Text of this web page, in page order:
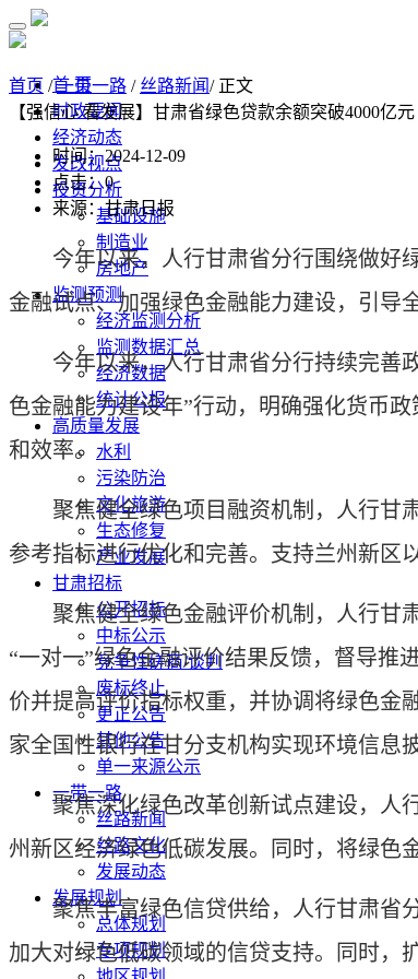
首 页
时政要闻
经济动态
发改视点
投资分析
基础设施
制造业
房地产
监测预测
经济监测分析
监测数据汇总
经济数据
统计公报
高质量发展
水利
污染防治
文化旅游
生态修复
产业发展
甘肃招标
公开招标
中标公示
竞争性磋商/谈判
废标终止
更正公告
其他公告
单一来源公示
一带一路
丝路新闻
丝路文化
发展动态
发展规划
总体规划
专项规划
首页 /一带一路 / 丝路新闻/ 正文
【强信心 看发展】甘肃省绿色贷款余额突破4000亿元
时间：2024-12-09
点击：0
来源：甘肃日报
今年以来，人行甘肃省分行围绕做好
金融试点、加强绿色金融能力建设，引导
今年以来，人行甘肃省分行持续完善政
色金融能力建设年”行动，明确强化货币
和效率。
聚焦健全绿色项目融资机制，人行甘肃
参考指标进行优化和完善。支持兰州新区
聚焦健全绿色金融评价机制，人行甘肃
“一对一”绿色金融评价结果反馈，督导推
价并提高评价指标权重，并协调将绿色金
家全国性银行在甘分支机构实现环境信息
聚焦深化绿色改革创新试点建设，人行
州新区经济绿色低碳发展。同时，将绿色
聚焦丰富绿色信贷供给，人行甘肃省分
加大对绿色低碳领域的信贷支持。同时，